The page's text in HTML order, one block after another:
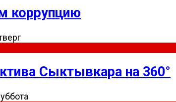
коррупцию
Сыктывкара на 360°